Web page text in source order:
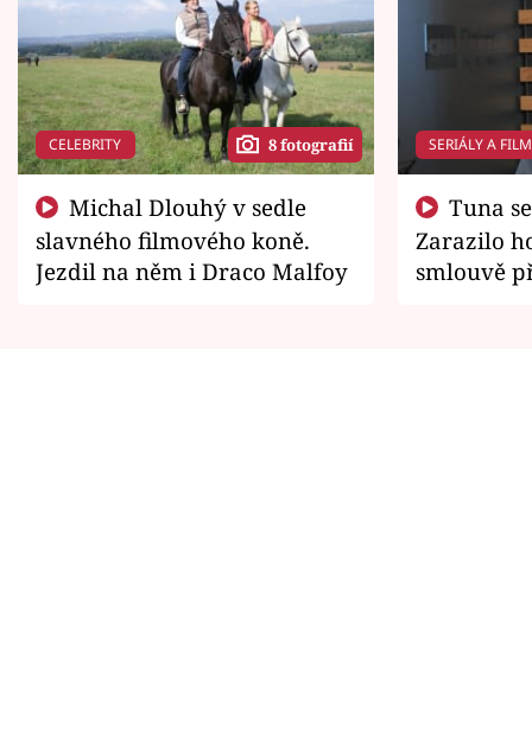
CELEBRITY 8 fotografií
slavného filmového koně.
Jezdil na něm i Draco Malfoy
SERIÁLY A
Zarazilo
smlouvě